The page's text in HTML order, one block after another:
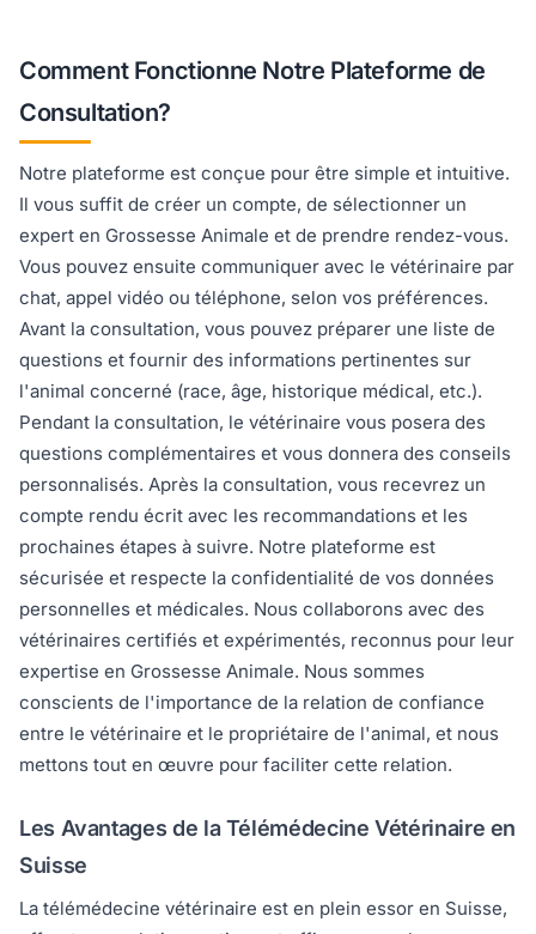
Comment Fonctionne Notre Plateforme de
Consultation?
Notre plateforme est conçue pour être simple et intuitive.
Il vous suffit de créer un compte, de sélectionner un
expert en Grossesse Animale et de prendre rendez-vous.
Vous pouvez ensuite communiquer avec le vétérinaire par
chat, appel vidéo ou téléphone, selon vos préférences.
Avant la consultation, vous pouvez préparer une liste de
questions et fournir des informations pertinentes sur
l'animal concerné (race, âge, historique médical, etc.).
Pendant la consultation, le vétérinaire vous posera des
questions complémentaires et vous donnera des conseils
personnalisés. Après la consultation, vous recevrez un
compte rendu écrit avec les recommandations et les
prochaines étapes à suivre. Notre plateforme est
sécurisée et respecte la confidentialité de vos données
personnelles et médicales. Nous collaborons avec des
vétérinaires certifiés et expérimentés, reconnus pour leur
expertise en Grossesse Animale. Nous sommes
conscients de l'importance de la relation de confiance
entre le vétérinaire et le propriétaire de l'animal, et nous
mettons tout en œuvre pour faciliter cette relation.
Les Avantages de la Télémédecine Vétérinaire en
Suisse
La télémédecine vétérinaire est en plein essor en Suisse,